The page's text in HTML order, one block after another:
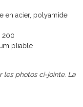
en acier, polyamide
200
pliable
les photos ci-jointe. La